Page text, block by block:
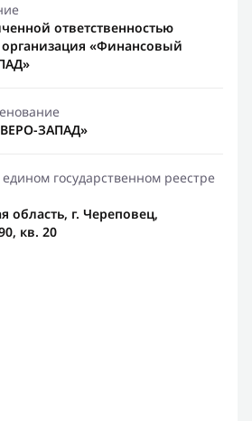
ответственностью
«Финансовый
ЗАПАД»
государственном реестре
область, г. Череповец,
кв. 20